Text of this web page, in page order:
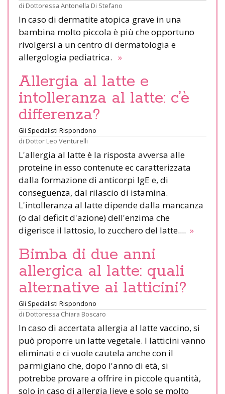
di Dottoressa Antonella Di Stefano
In caso di dermatite atopica grave in una
bambina molto piccola è più che opportuno
rivolgersi a un centro di dermatologia e
allergologia pediatrica. »
Allergia al latte e
intolleranza al latte: c’è
differenza?
Gli Specialisti Rispondono
di Dottor Leo Venturelli
L'allergia al latte è la risposta avversa alle
proteine in esso contenute ec caratterizzata
dalla formazione di anticorpi IgE e, di
conseguenza, dal rilascio di istamina.
L'intolleranza al latte dipende dalla mancanza
(o dal deficit d'azione) dell'enzima che
digerisce il lattosio, lo zucchero del latte.... »
Bimba di due anni
allergica al latte: quali
alternative ai latticini?
Gli Specialisti Rispondono
di Dottoressa Chiara Boscaro
In caso di accertata allergia al latte vaccino, si
può proporre un latte vegetale. I latticini vanno
eliminati e ci vuole cautela anche con il
parmigiano che, dopo l'anno di età, si
potrebbe provare a offrire in piccole quantità,
solo in caso di allergia lieve e solo se molto